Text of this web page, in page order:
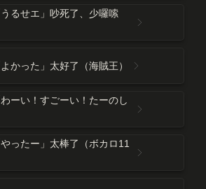
るせエ」吵死了、少囉嗦
かった」太好了（海賊王）
ーい！すごーい！たーのし
ったー」太棒了（ボカロ11